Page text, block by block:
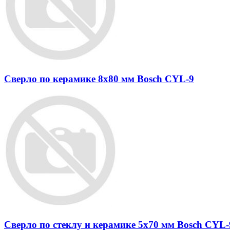
Сверло по керамике 8х80 мм Bosch CYL-9
Сверло по стеклу и керамике 5х70 мм Bosch